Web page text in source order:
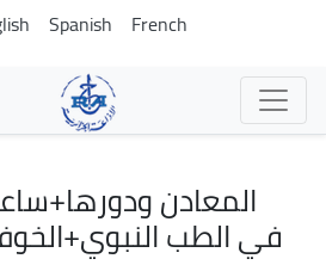
Pasar
al
contenido
principal
Spanish French
المعادن
في الطب